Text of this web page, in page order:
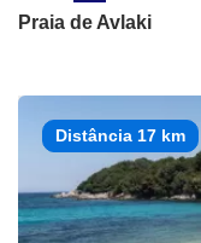
Praia de Avlaki
Distância 17 km